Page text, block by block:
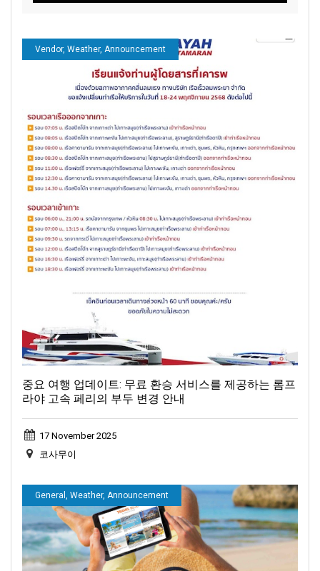
태국 만(사무이/팡안/타오/수
랏타니) 날씨 및 조수 예보
태국 만 날씨 예보 (사무이/팡안/타오/수랏
타니) 2025년 9월 16일 ~ 21일 9월 16일
(화) 기온: 32–26 °...
Vendor, Weather, Announcement
중요 여행 업데이트: 무료 환승 서비스를 제공하는 롬프
라야 고속 페리의 부두 변경 안내
17 November 2025
코사무이
General, Weather, Announcement